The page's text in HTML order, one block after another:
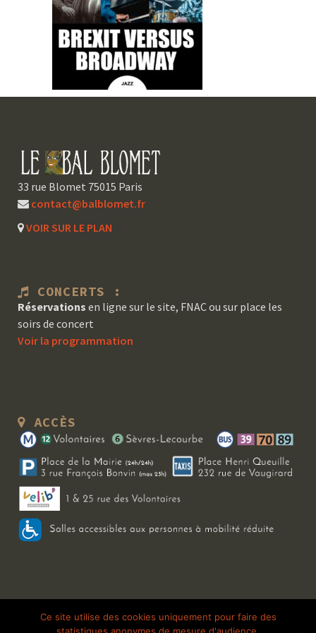
33 rue Blomet 75015 Paris
contact@balblomet.fr
VOIR SUR LE PLAN
CONCERTS :
Réservations en ligne sur le site, FNAC ou sur place les
soirs de concert
Voir la programmation
ACCÈS
Copyright 2026 Le Bal Blomet | Tous droits réservés | Mentions légales
Ce site utilise des cookies uniquement pour faire des